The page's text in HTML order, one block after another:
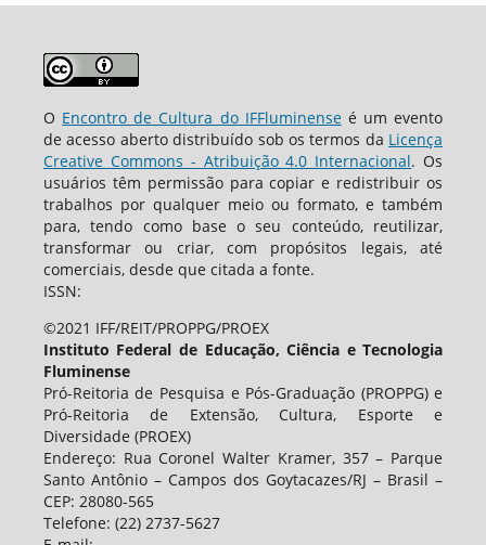
O Encontro de Cultura do IFFluminenseé um evento
de acesso aberto distribuído sob os termos da Licença
Creative Commons - Atribuição 4.0 Internacional. Os
usuários têm permissão para copiar e redistribuir os
trabalhos por qualquer meio ou formato, e também
para, tendo como base o seu conteúdo, reutilizar,
transformar ou criar, com propósitos legais, até
comerciais, desde que citada a fonte.
ISSN:
©2021 IFF/REIT/PROPPG/PROEX
Instituto Federal de Educação, Ciência e Tecnologia
Fluminense
Pró-Reitoria de Pesquisa e Pós-Graduação (PROPPG) e
Pró-Reitoria de Extensão, Cultura, Esporte e
Diversidade (PROEX)
Endereço: Rua Coronel Walter Kramer, 357 – Parque
Santo Antônio – Campos dos Goytacazes/RJ – Brasil –
CEP: 28080-565
Telefone: (22) 2737-5627